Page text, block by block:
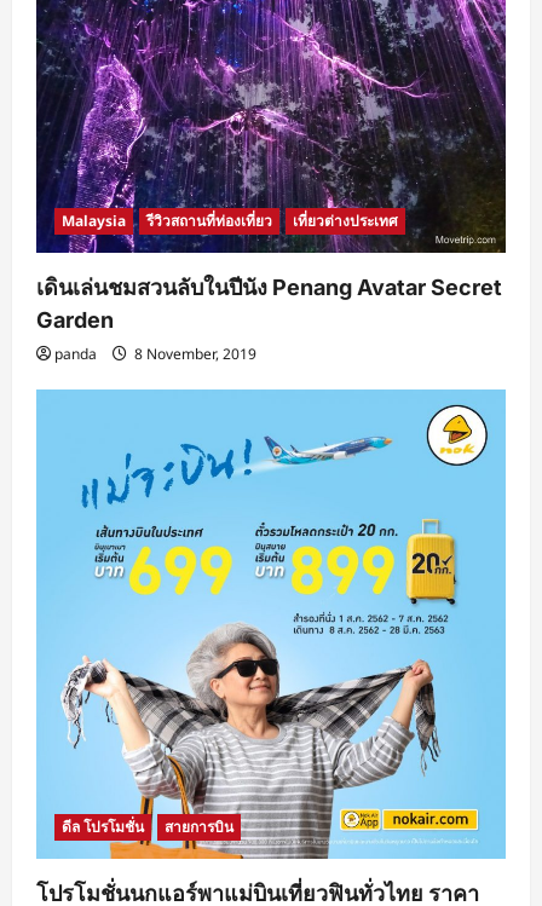
Malaysia รีวิวสถานที่ท่องเที่ยว เที่ยวต่างประเทศ
เดินเล่นชมสวนลับในปีนัง Penang Avatar Secret
Garden
panda 8 November, 2019
ดีล โปรโมชั่น สายการบิน
โปรโมชั่นนกแอร์พาแม่บินเที่ยวฟินทั่วไทย ราคา